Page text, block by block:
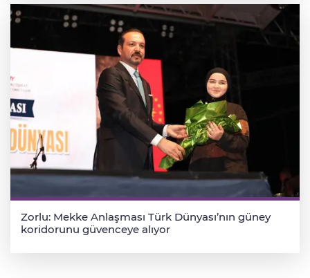
Zorlu: Mekke Anlaşması Türk Dünyası’nın güney
koridorunu güvenceye alıyor